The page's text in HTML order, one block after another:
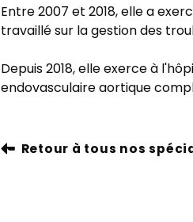
Entre 2007 et 2018, elle a
travaillé sur la gestion des
Depuis 2018, elle exerce à
endovasculaire aortique
Retour à tous nos